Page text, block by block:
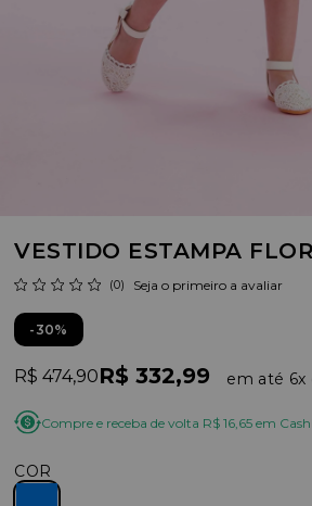
VESTIDO ESTAMPA
(0) Seja o primeiro a avaliar
30%
R$ 474,90R$ 332,99 6x
Compre e receba de volta R$ 16,65 em
COR